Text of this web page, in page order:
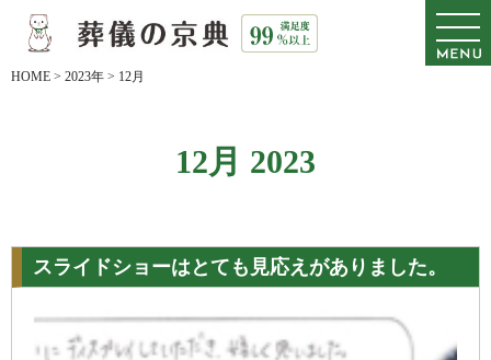
HOME > 2023年 > 12月
12月 2023
スライドショーはとても見応えがありました。